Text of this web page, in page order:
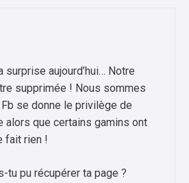
surprise aujourd’hui… Notre
supprimée ! Nous sommes
se donne le privilège de
alors que certains gamins ont
fait rien !
tu pu récupérer ta page ?